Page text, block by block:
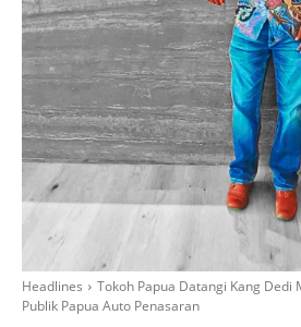
Headlines
Tokoh Papua Datangi Kang Dedi
Publik Papua Auto Penasaran